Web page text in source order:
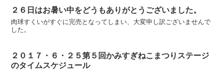
２６日はお暑い中をどうもありがとうございました。
肉球すくいがすぐに完売となってしまい、大変申し訳ございませんで
した。
２０１７・６・２５第５回かみすぎねこまつりステージ
のタイムスケジュール